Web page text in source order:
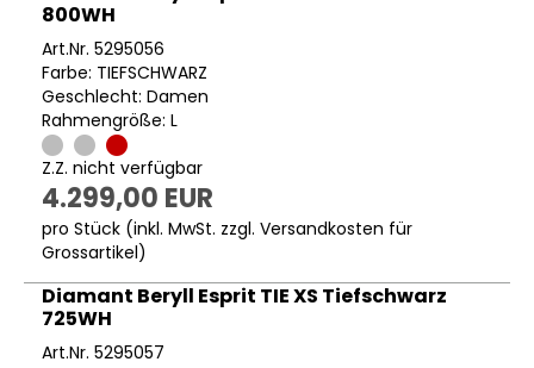
800WH
Art.Nr. 5295056
Farbe: TIEFSCHWARZ
Geschlecht: Damen
Rahmengröße: L
Z.Z. nicht verfügbar
4.299,00 EUR
pro Stück (inkl. MwSt. zzgl. Versandkosten für
Grossartikel)
Diamant Beryll Esprit TIE XS Tiefschwarz
725WH
Art.Nr. 5295057